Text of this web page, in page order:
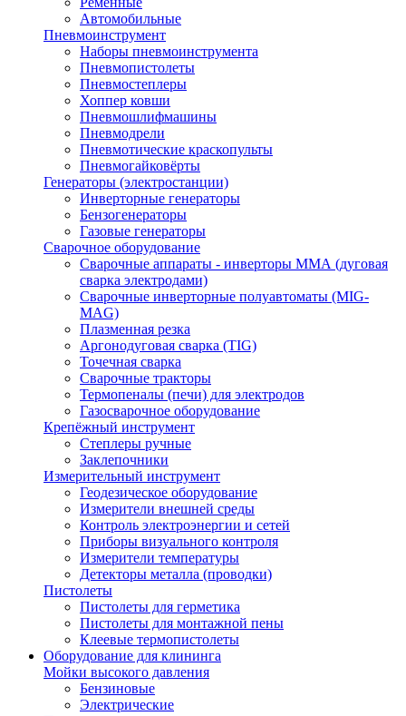
Автомобильные
Пневмоинструмент
Наборы пневмоинструмента
Пневмопистолеты
Пневмостеплеры
Хоппер ковши
Пневмошлифмашины
Пневмодрели
Пневмотические краскопульты
Пневмогайковёрты
Генераторы (электростанции)
Инверторные генераторы
Бензогенераторы
Газовые генераторы
Сварочное оборудование
Сварочные аппараты - инверторы ММА (дуговая
сварка электродами)
Сварочные инверторные полуавтоматы (MIG-
MAG)
Плазменная резка
Аргонодуговая сварка (TIG)
Точечная сварка
Сварочные тракторы
Термопеналы (печи) для электродов
Газосварочное оборудование
Крепёжный инструмент
Степлеры ручные
Заклепочники
Измерительный инструмент
Геодезическое оборудование
Измерители внешней среды
Контроль электроэнергии и сетей
Приборы визуального контроля
Измерители температуры
Детекторы металла (проводки)
Пистолеты
Пистолеты для герметика
Пистолеты для монтажной пены
Клеевые термопистолеты
Оборудование для клининга
Мойки высокого давления
Бензиновые
Электрические